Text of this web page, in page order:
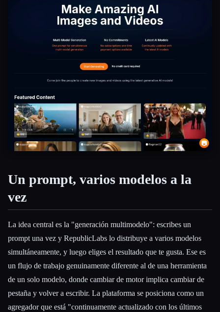
Esc
Un prompt, varios modelos a la
vez
La idea central es la "generación multimodelo": escribes un
prompt una vez y RepublicLabs lo distribuye a varios modelos
simultáneamente, y luego eliges el resultado que te gusta. Ese es
un flujo de trabajo genuinamente diferente al de una herramienta
de un solo modelo, donde cambiar de motor implica cambiar de
pestaña y volver a escribir. La plataforma se posiciona como un
agregador que está "continuamente actualizado con los últimos